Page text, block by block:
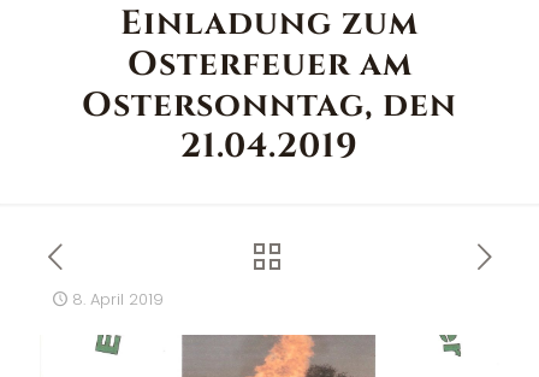
Einladung zum
Osterfeuer am
Ostersonntag, den
21.04.2019
8. April 2019